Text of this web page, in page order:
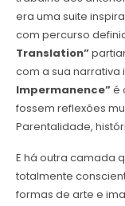
era uma suite
com percurso
Translation”
com a sua narrativa
Impermanence”é
fossem reflexões
Parentalidade,
E há outra camada
totalmente
formas de arte e